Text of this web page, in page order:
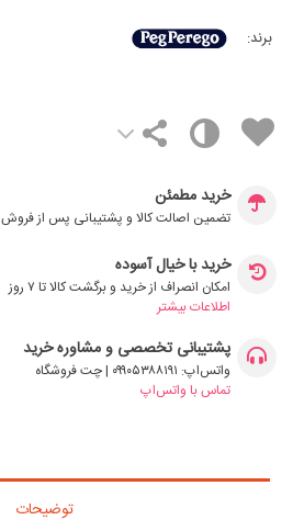
برند:
خرید مطمئن
تضمین اصالت کالا و پشتیبانی پس از فروش
خرید با خیال آسوده
امکان انصراف از خرید و برگشت کالا تا ۷ روز
اطلاعات بیشتر
پشتیبانی تخصصی و مشاوره خرید
واتس‌اپ: ۰۹۹۰۵۳۸۸۱۹۱ | چت فروشگاه
تماس با واتس‌اپ
توضیحات